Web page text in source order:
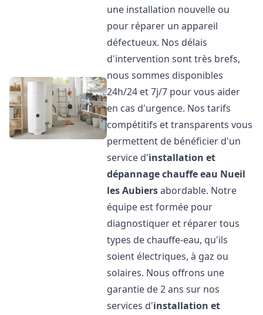
une installation nouvelle ou
pour réparer un appareil
défectueux. Nos délais
d'intervention sont très brefs,
nous sommes disponibles
24h/24 et 7j/7 pour vous aider
en cas d'urgence. Nos tarifs
compétitifs et transparents vous
permettent de bénéficier d'un
service d'installation et
dépannage chauffe eau Nueil
les Aubiersabordable. Notre
équipe est formée pour
diagnostiquer et réparer tous
types de chauffe-eau, qu'ils
soient électriques, à gaz ou
solaires. Nous offrons une
garantie de 2 ans sur nos
services d'installation et